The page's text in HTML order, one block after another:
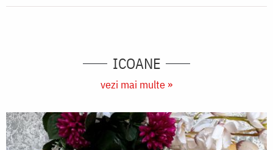
ICOANE
vezi mai multe »